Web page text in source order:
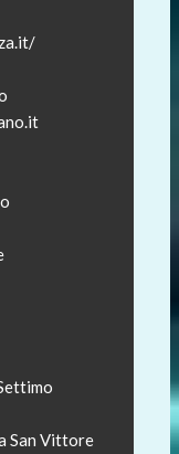
San Vittore